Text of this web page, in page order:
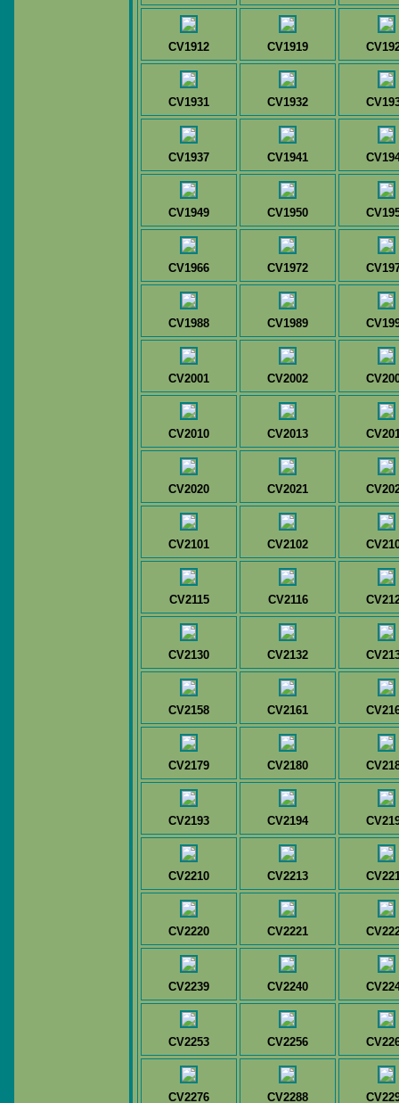
CV1912 CV1919
CV1931 CV1932
CV1937 CV1941
CV1949 CV1950
CV1966 CV1972
CV1988 CV1989
CV2001 CV2002
CV2010 CV2013
CV2020 CV2021
CV2101 CV2102
CV2115 CV2116
CV2130 CV2132
CV2158 CV2161
CV2179 CV2180
CV2193 CV2194
CV2210 CV2213
CV2220 CV2221
CV2239 CV2240
CV2253 CV2256
CV2276 CV2288